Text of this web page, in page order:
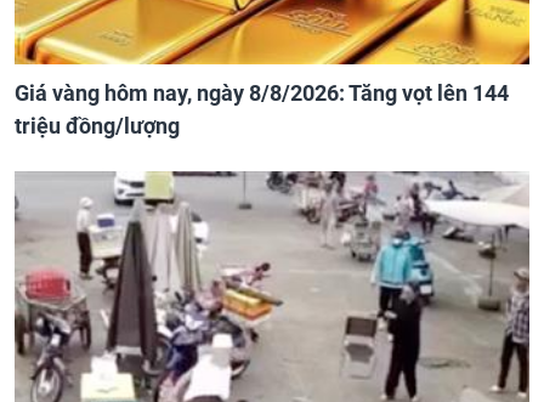
Giá vàng hôm nay, ngày 8/8/2026: Tăng vọt lên 144
triệu đồng/lượng